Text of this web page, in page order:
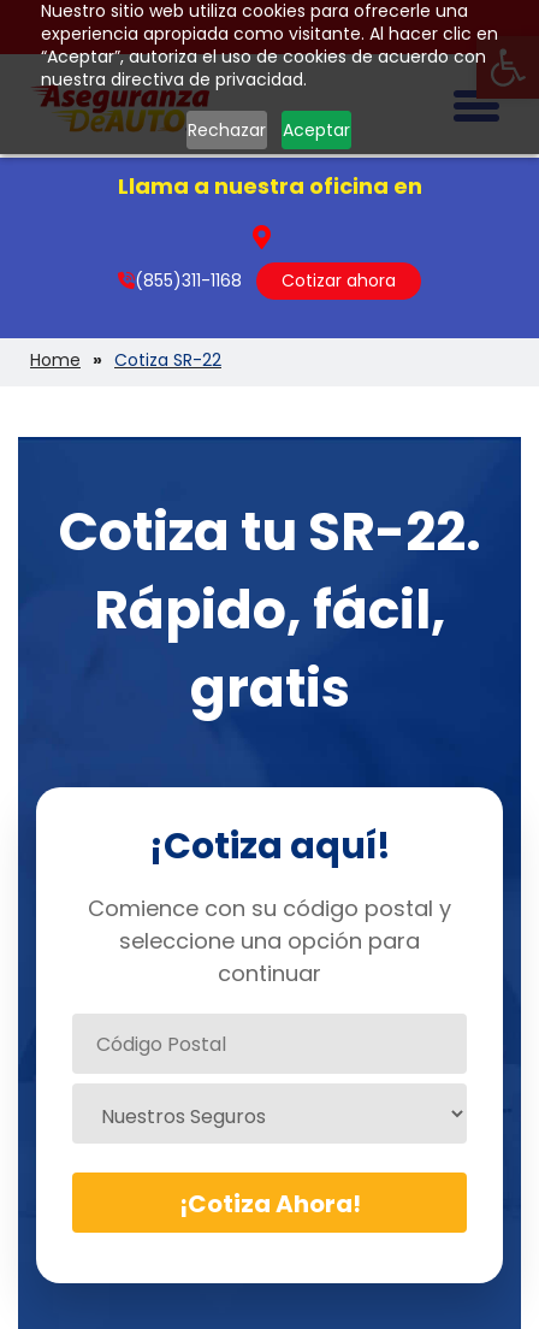
Nuestro sitio web utiliza cookies para ofrecerle una
experiencia apropiada como visitante. Al hacer clic en
“Aceptar”, autoriza el uso de cookies de acuerdo con
nuestra directiva de privacidad.
Rechazar Aceptar
Llama a nuestra oficina en
(855)311-1168 Cotizar ahora
Home Cotiza SR-22
Cotiza tu SR-22.
Rápido, fácil,
gratis
¡Cotiza aquí!
Comience con su código postal y
seleccione una opción para
continuar